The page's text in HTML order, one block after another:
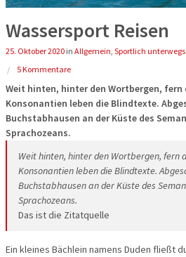
Reisegutschein
Gruppenermäßigung
Optionale Leistungen bei der
Busanmietung
Reiseschutz Versicherung
Informationen
Rundum Sorglos Paket
Gewinnspielinformationen
Fahrzeuge
Qualität für Ihre Sicherheit
Imagevideos
Wassersport Reisen
25. Oktober 2020 in Allgemein, Sportlich unterwegs
5 Kommentare
Weit hinten, hinter den Wortbergen, fern
Konsonantien leben die Blindtexte.
Buchstabhausen an der Küste des
Sprachozeans.
Weit hinten, hinter den Wortbergen, fern
Konsonantien leben die Blindtexte.
Buchstabhausen an der Küste des
Sprachozeans.
Das ist die Zitatquelle
Ein kleines Bächlein namens Duden fließt